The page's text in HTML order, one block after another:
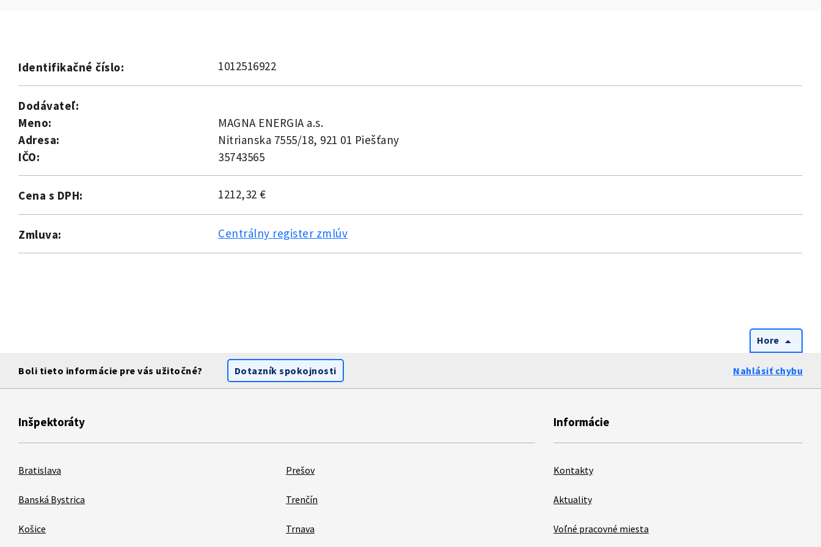
Identifikačné číslo: 1012516922
Dodávateľ:
Meno:
MAGNA ENERGIA a.s.
Adresa:
Nitrianska 7555/18, 921 01 Piešťany
IČO:
35743565
Cena s DPH: 1212,32 €
Zmluva: Centrálny register zmlúv
Hore arrow_drop_up
Boli tieto informácie pre vás užitočné? Dotazník spokojnosti Nahlásiť chybu
Inšpektoráty
Bratislava
Banská Bystrica
Košice
Prešov
Trenčín
Trnava
Informácie
Kontakty
Aktuality
Voľné pracovné miesta